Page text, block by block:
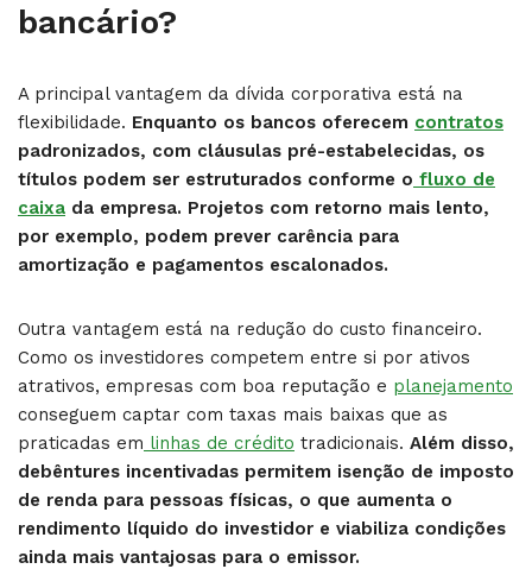
bancário?
A principal vantagem da dívida corporativa está na
flexibilidade. Enquanto os bancos oferecem contratos
padronizados, com cláusulas pré-estabelecidas, os
títulos podem ser estruturados conforme o fluxo de
caixa da empresa. Projetos com retorno mais lento,
por exemplo, podem prever carência para
amortização e pagamentos escalonados.
Outra vantagem está na redução do custo financeiro.
Como os investidores competem entre si por ativos
atrativos, empresas com boa reputação e planejamento
conseguem captar com taxas mais baixas que as
praticadas em linhas de crédito tradicionais. Além disso,
debêntures incentivadas permitem isenção de imposto
de renda para pessoas físicas, o que aumenta o
rendimento líquido do investidor e viabiliza condições
ainda mais vantajosas para o emissor.